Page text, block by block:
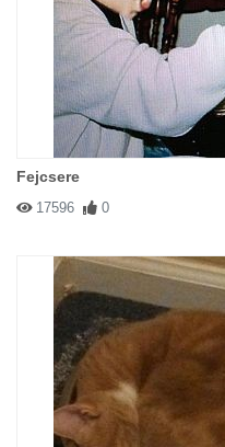
Fejcsere
17596 0